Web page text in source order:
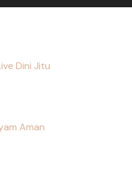
Dini Jitu
Aman